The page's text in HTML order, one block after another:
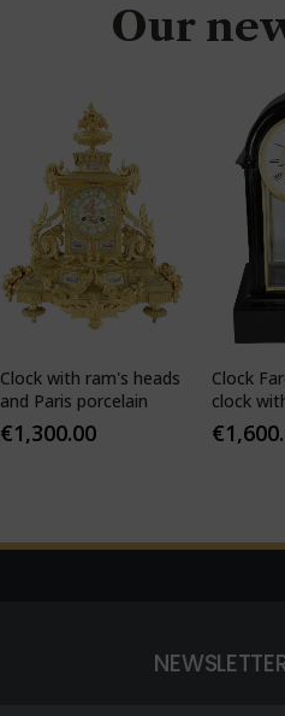
Our
Clock with ram's heads
and Paris porcelain
€1,300.00
Clock
clock
Brocot
€